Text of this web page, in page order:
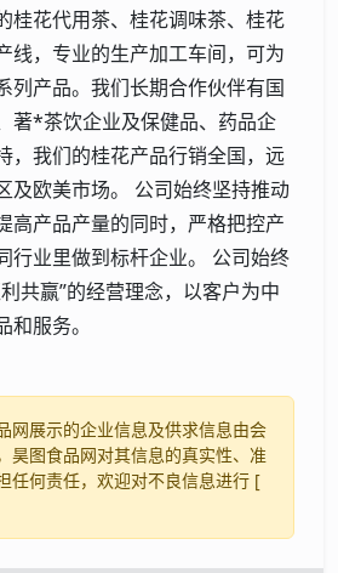
桂花代用茶、桂花调味茶、桂花
线，专业的生产加工车间，可为
列产品。我们长期合作伙伴有国
著*茶饮企业及保健品、药品企
，我们的桂花产品行销全国，远
及欧美市场。 公司始终坚持推动
高产品产量的同时，严格把控产
行业里做到标杆企业。 公司始终
共赢”的经营理念，以客户为中
质的产品和服务。
网展示的企业信息及供求信息由会
昊图食品网对其信息的真实性、准
任何责任，欢迎对不良信息进行 [